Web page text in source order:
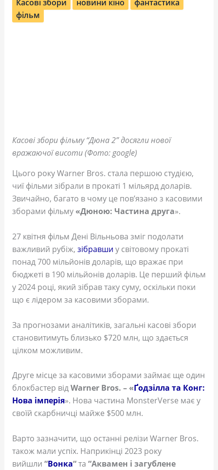
Касові збори новини кіно
фантастика
фільм
Касові збори фільму “Дюна 2” досягли нової
вражаючої висоти (Фото: google)
Цього року Warner Bros. стала першою студією,
чиї фільми зібрали в прокаті 1 мільярд доларів.
Звичайно, багато в чому це пов’язано з касовими
зборами фільму«Дюною: Частина друга».
27 квітня фільм Дені Вільньова зміг подолати
важливий рубіж, зібравши у світовому прокаті
понад 700 мільйонів доларів, що вражає при
бюджеті в 190 мільйонів доларів. Це перший фільм
у 2024 році, який зібрав таку суму, оскільки поки
що є лідером за касовими зборами.
За прогнозами аналітиків, загальні касові збори
становитимуть близько $720 млн, що здається
цілком можливим.
Друге місце за касовими зборами займає ще один
блокбастер відWarner Bros. – «Ґодзілла та Конг:
Нова імперія». Нова частина MonsterVerse має у
своїй скарбничці майже $500 млн.
Варто зазначити, що останні релізи Warner Bros.
також мали успіх. Наприкінці 2023 року
вийшли “Вонка“та “Аквамен і загублене